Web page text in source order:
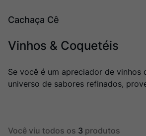
Cachaça Cê
Vinhos & Coquetéis
Se você é um apreciador de vinhos
universo de sabores refinados,
Você viu todos os 3 produtos